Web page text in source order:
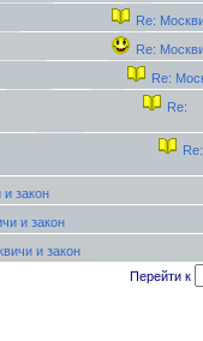
Re:
Re:
Re:
Re:
Re:
закон
и закон
и закон
Перейти к